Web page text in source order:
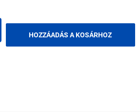
HOZZÁADÁS A KOSÁRHOZ